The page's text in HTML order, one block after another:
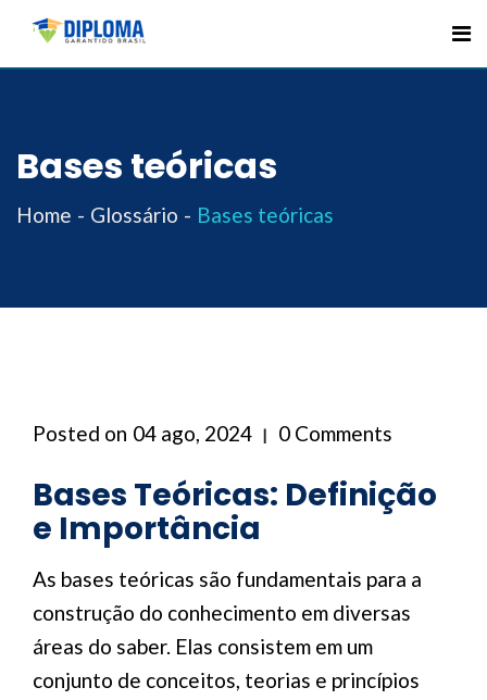
Skip
Bases teóricas
Home Glossário Bases teóricas
Posted on 04 ago, 2024 0 Comments
Bases Teóricas: Definição
e Importância
As bases teóricas são fundamentais para a
construção do conhecimento em diversas
áreas do saber. Elas consistem em um
conjunto de conceitos, teorias e princípios